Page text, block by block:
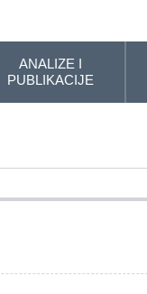
ANALIZE I
PUBLIKACIJE